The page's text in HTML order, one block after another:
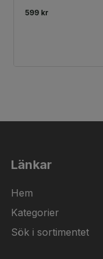
599 kr
Länkar
Hem
Kategorier
Sök i sortimentet